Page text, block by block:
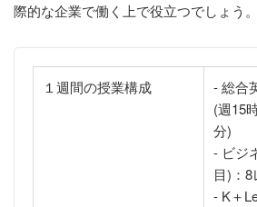
際的な企業で働く上で役立つでしょう。
１週間の授業構成
- 総合
(週15
分)
- ビジ
目)：
- K＋